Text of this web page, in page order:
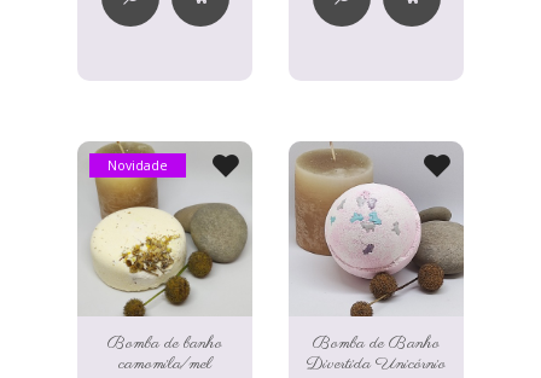
Novidade
Bomba de banho
camomila/mel
Bomba de Banho
Divertida Unicórnio